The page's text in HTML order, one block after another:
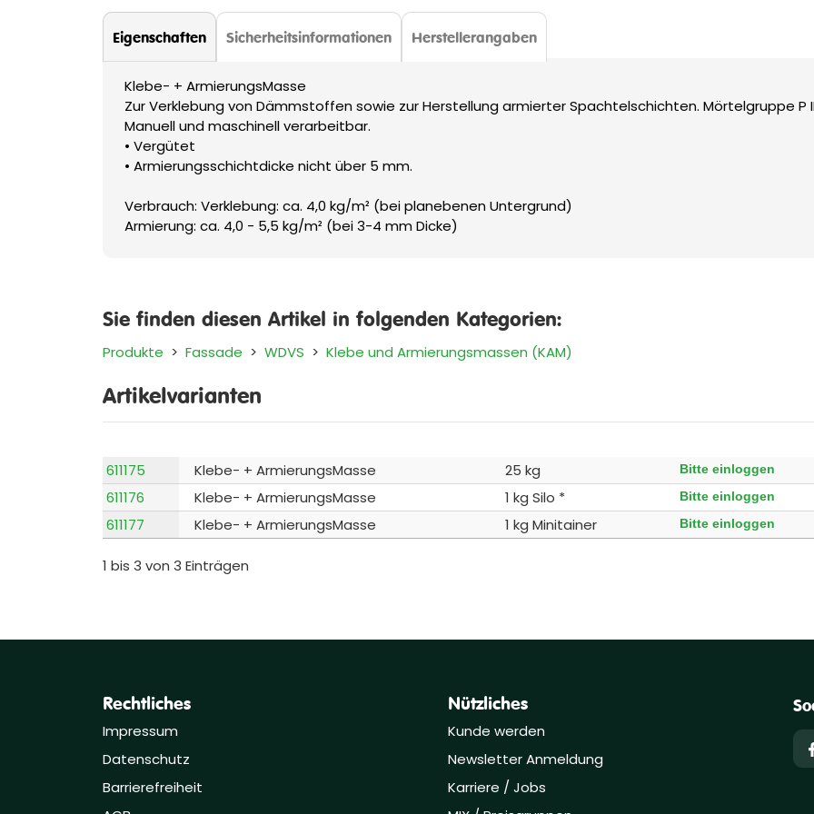
Eigenschaften
Klebe- + ArmierungsMasse
Zur Verklebung von Dämmstoffen sowie zur Herstellung armierter Spachtelschichten. Mörtelgruppe P
Manuell und maschinell verarbeitbar.
• Vergütet
• Armierungsschichtdicke nicht über 5 mm.
Verbrauch: Verklebung: ca. 4,0 kg/m² (bei planebenen Untergrund)
Armierung: ca. 4,0 - 5,5 kg/m² (bei 3-4 mm Dicke)
Sicherheitsinformationen Herstellerangaben
Sie finden diesen Artikel in folgenden Kategorien:
Produkte > Fassade > WDVS > Klebe und Armierungsmassen (KAM)
Artikelvarianten
611175 Klebe- + ArmierungsMasse 25 kg Bitte einloggen
611176 Klebe- + ArmierungsMasse 1 kg Silo * Bitte einloggen
611177 Klebe- + ArmierungsMasse 1 kg Minitainer Bitte einloggen
1 bis 3 von 3 Einträgen
Rechtliches
Impressum
Datenschutz
Barrierefreiheit
Nützliches
Kunde werden
Newsletter Anmeldung
Karriere / Jobs